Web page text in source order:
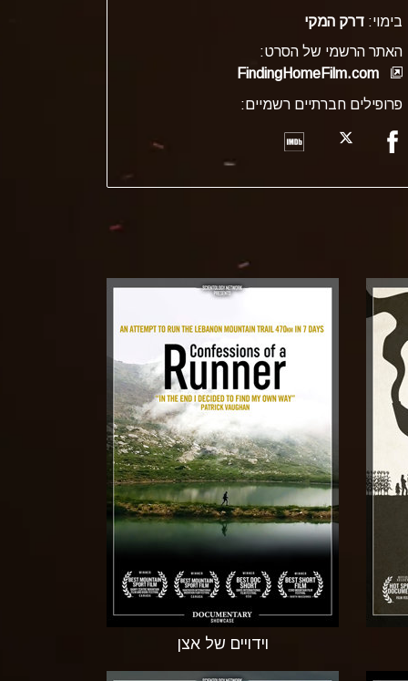
בימוי: דרק המקי
האתר הרשמי של הסרט:
FindingHomeFilm.com
פרופילים חברתיים רשמיים:
וידויים של אצן